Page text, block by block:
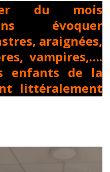
du mois
évoquer
araignées,
vampires,….
enfants de la
littéralement